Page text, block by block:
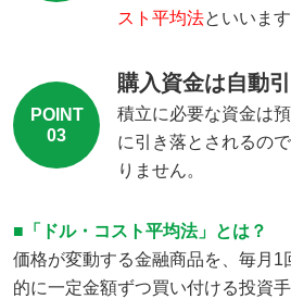
スト平均法といいます
POINT
03
購入資金は自動
積立に必要な資金は
に引き落とされるの
りません。
■「ドル・コスト平均法」とは？
価格が変動する金融商品を、毎月1
的に一定金額ずつ買い付ける投資